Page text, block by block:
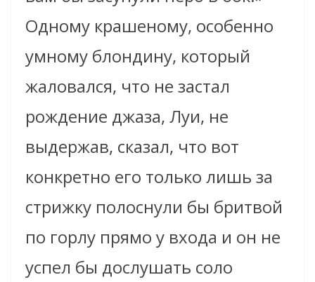
Одному крашеному, особенно
умному блондину, который
жаловался, что не застал
рождение джаза, Луи, не
выдержав, сказал, что вот
конкретно его только лишь за
стрижку полоснули бы бритвой
по горлу прямо у входа и он не
успел бы дослушать соло